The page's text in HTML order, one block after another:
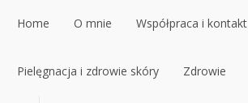
Home
Home
O mnie
O mnie
Współpraca i kontakt
Współpraca i kontakt
Pielęgnacja i zdrowie skóry Zdrowie